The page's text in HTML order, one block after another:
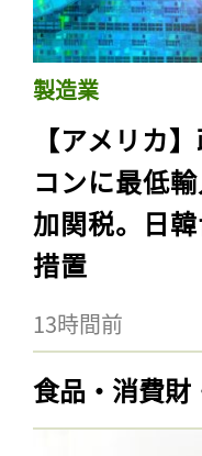
製造業
【アメリカ
コンに最低
加関税。日
措置
13時間前
食品・消費財